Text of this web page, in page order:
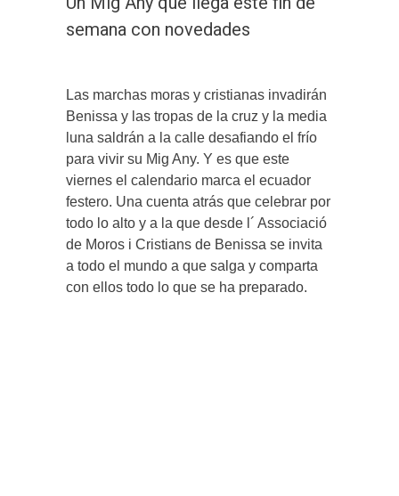
semana con novedades
Las marchas moras y cristianas invadirán
Benissa y las tropas de la cruz y la media
luna saldrán a la calle desafiando el frío
para vivir su Mig Any. Y es que este
viernes el calendario marca el ecuador
festero. Una cuenta atrás que celebrar por
todo lo alto y a la que desde l´ Associació
de Moros i Cristians de Benissa se invita
a todo el mundo a que salga y comparta
con ellos todo lo que se ha preparado.